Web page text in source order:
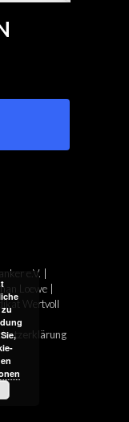
e.V. |
Loewe |
Wertvoll